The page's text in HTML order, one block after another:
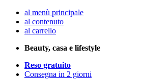
al menù principale
al contenuto
al carrello
Beauty, casa e lifestyle
Reso gratuito
Consegna in 2 giorni